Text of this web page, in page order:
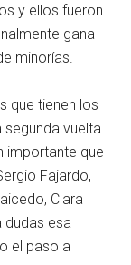
y ellos fueron
gana
minorías.
que tienen los
vuelta
importante que
Fajardo,
Clara
dudas esa
el paso a